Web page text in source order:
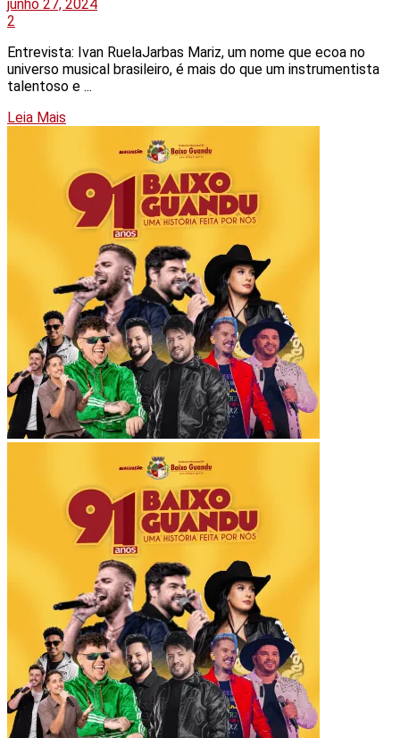
junho 27, 2024
2
Entrevista: Ivan RuelaJarbas Mariz, um nome que ecoa no
universo musical brasileiro, é mais do que um instrumentista
talentoso e ...
Leia Mais